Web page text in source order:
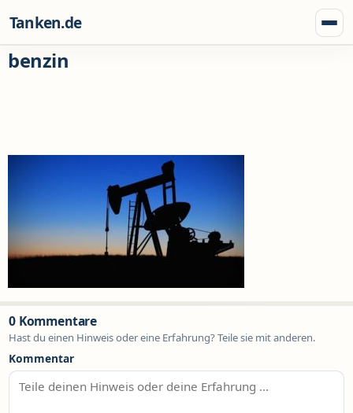
Tanken.de
benzin
0 Kommentare
Hast du einen Hinweis oder eine Erfahrung? Teile sie mit anderen.
Kommentar